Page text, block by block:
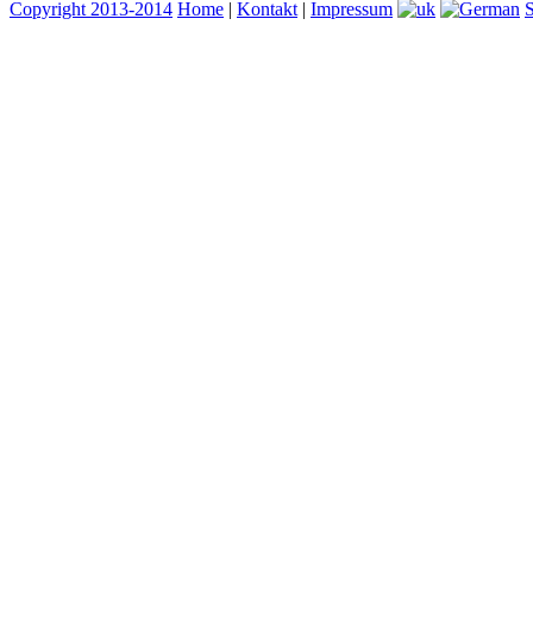
Copyright 2013-2014 Home | Kontakt | Impressum